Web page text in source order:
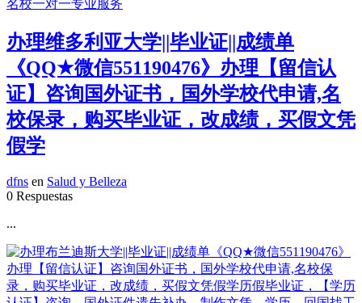
办理维多利亚大学||毕业证||成绩单
《QQ★微信551190476》办理【留信认
证】咨询国外证书，国外学校代申请,名
校保录，购买毕业证，改成绩，买假文凭
假学
dfns en Salud y Belleza
0 Respuestas
...